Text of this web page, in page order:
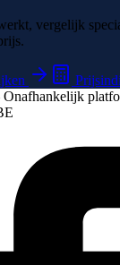
vergelijk